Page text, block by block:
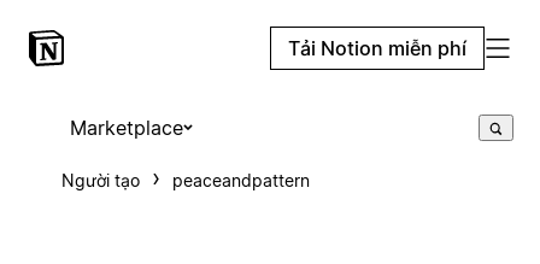
Tải Notion miễn phí
Marketplace
Người tạo peaceandpattern